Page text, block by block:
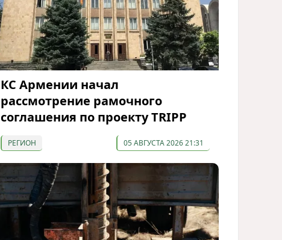
КС Армении начал
рассмотрение рамочного
соглашения по проекту TRIPP
РЕГИОН 05 АВГУСТА 2026 21:31